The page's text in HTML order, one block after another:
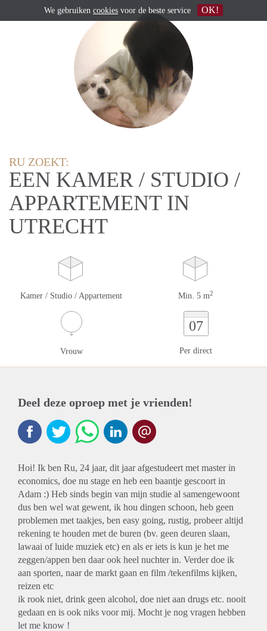
RU ZOEKT:
EEN KAMER / STUDIO /
APPARTEMENT IN
UTRECHT
Kamer / Studio / Appartement Min. 5 m2
Vrouw
07
Per direct
Deel deze oproep met je vrienden!
Hoi! Ik ben Ru, 24 jaar, dit jaar afgestudeert met master in
economics, doe nu stage en heb een baantje gescoort in
Adam :) Heb sinds begin van mijn studie al samengewoont
dus ben wel wat gewent, ik hou dingen schoon, heb geen
problemen met taakjes, ben easy going, rustig, probeer altijd
rekening te houden met de buren (bv. geen deuren slaan,
lawaai of luide muziek etc) en als er iets is kun je het me
zeggen/appen ben daar ook heel nuchter in. Verder doe ik
aan sporten, naar de markt gaan en film /tekenfilms kijken,
reizen etc
ik rook niet, drink geen alcohol, doe niet aan drugs etc. nooit
gedaan en is ook niks voor mij. Mocht je nog vragen hebben
let me know !
We gebruiken cookies voor de beste service OK!